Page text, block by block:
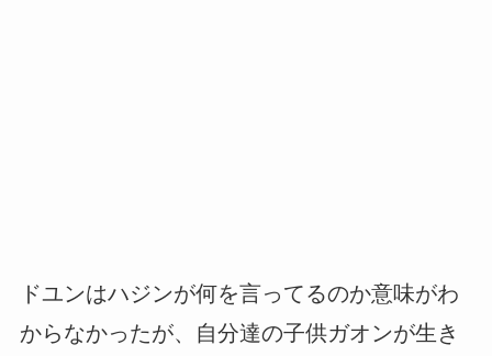
ドユンはハジンが何を言ってるのか意味がわ
からなかったが、自分達の子供ガオンが生き